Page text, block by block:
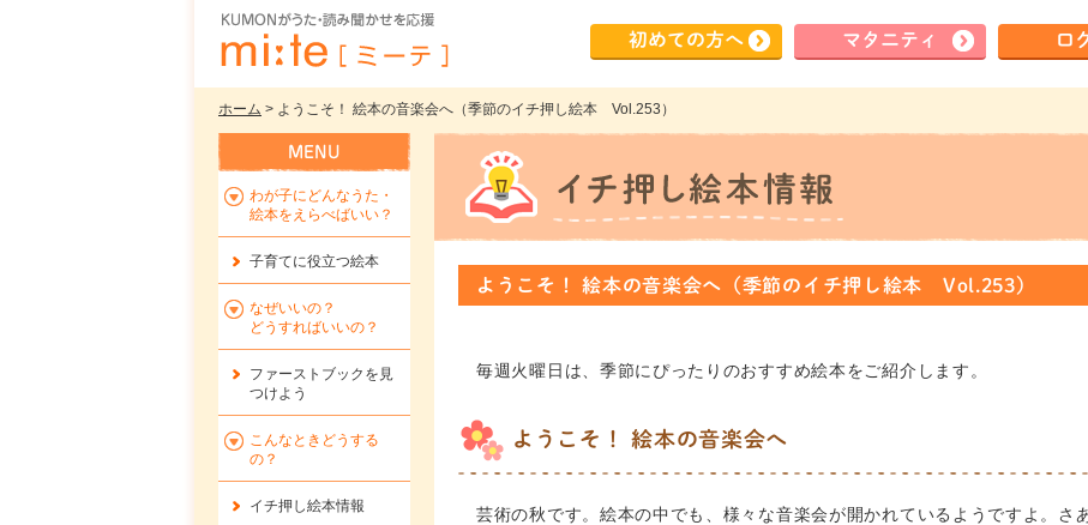
初めての方へ マタ ニティ ロ
ホーム > ようこそ！ 絵本の音楽会へ（季節のイチ押し絵本 Vol.253）
ようこそ！ 絵本の音楽会へ（季節のイチ押し絵本 Vol.253）
毎週火曜日は、季節にぴったりのおすすめ絵本をご紹介します。
ようこそ！ 絵本の音楽会へ
芸術の秋です。絵本の中でも、様々な音楽会が開かれているようですよ。さ
わが子にどんなうた・
絵本をえらべばいい？
子育てに役立つ絵本
なぜいいの？
どうすればいいの？
ファーストブックを 見
つけよう
こんなときどうする
の？
イチ押し絵本情報